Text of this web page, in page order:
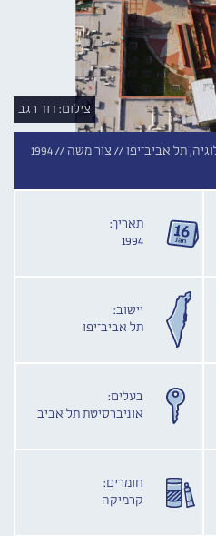
צילום: דוד רגב
תל אביב־יפו // צור משה //1994
תאריך:
1994
יישוב:
תל אביב־יפו
בעלים:
אוניברסיטת תל אביב
חומרים:
קרמיקה